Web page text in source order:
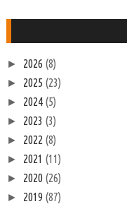
► 2026 (8)
► 2025 (23)
► 2024 (5)
► 2023 (3)
► 2022 (8)
► 2021 (11)
► 2020 (26)
► 2019 (87)